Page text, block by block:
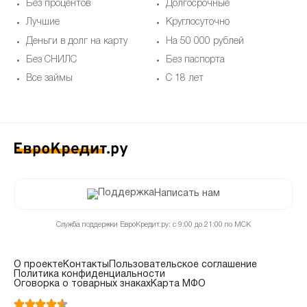
Без процентов
Лучшие
Деньги в долг на карту
Без СНИЛС
Все займы
Долгосрочные
Круглосуточно
На 50 000 рублей
Без паспорта
С 18 лет
Написать нам
Служба поддержки ЕвроКредит.ру: с 9:00 до 21:00 по МСК
О проектеКонтакты Пользовательское соглашение
Политика конфиденциальности
Оговорка о товарных знакахКарта МФО